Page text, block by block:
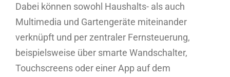
Dabei können sowohl Haushalts- als auch
Multimedia und Gartengeräte miteinander
verknüpft und per zentraler Fernsteuerung,
beispielsweise über smarte Wandschalter,
Touchscreens oder einer App auf dem